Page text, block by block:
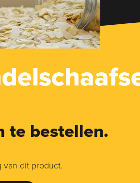
te bestellen.
van dit product.